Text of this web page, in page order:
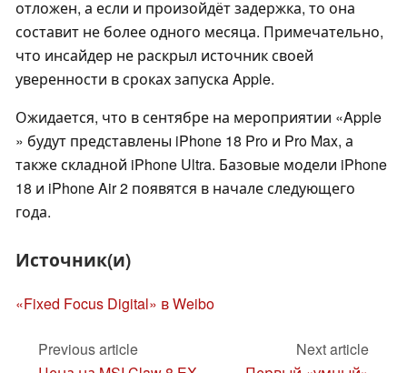
отложен, а если и произойдёт задержка, то она
составит не более одного месяца. Примечательно,
что инсайдер не раскрыл источник своей
уверенности в сроках запуска Apple.
Ожидается, что в сентябре на мероприятии «Apple
» будут представлены iPhone 18 Pro и Pro Max, а
также складной iPhone Ultra. Базовые модели iPhone
18 и iPhone Air 2 появятся в начале следующего
года.
Источник(и)
«Fixed Focus Digital» в Weibo
Previous article
Next article